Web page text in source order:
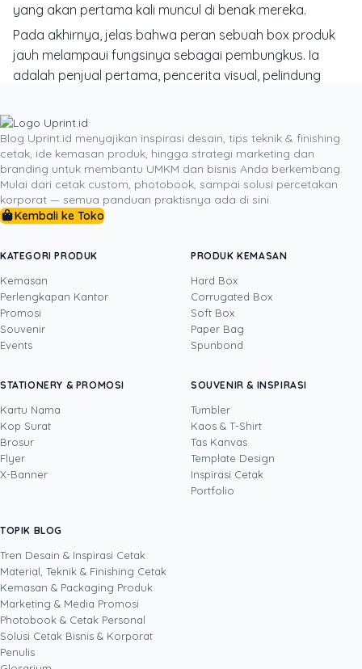
yang akan pertama kali muncul di benak mereka.
Pada akhirnya, jelas bahwa peran sebuah box produk
jauh melampaui fungsinya sebagai pembungkus. Ia
adalah penjual pertama, pencerita visual, pelindung
Mengalokasikan anggaran untuk
berkualitas tinggi bukanlah sebuah pengeluaran,
melainkan investasi strategis pada aset paling
berharga yang Anda miliki: persepsi dan loyalitas
pelanggan. Dalam persaingan untuk memenangkan hati
dan pikiran konsumen, merek yang memahami
inilah yang akan keluar sebagai pemenang.
DITULIS OLEH
Uprint.id dengan pengalaman lebih dari 20
tahun di bidang creative direction, brand
strategy, dan growth hacking. Ia mengarahkan
bahasa visual Uprint dan membantu brand
merancang kemasan (packaging), stiker,
brosur, serta materi cetak lain yang bukan
sekadar enak dilihat, tetapi terbukti mendorong
menjadikan desain dan cetakan sebagai aset
brand, bukan sekadar biaya.
Lihat semua penulis
Popular
Blog Uprint.id menyajikan inspirasi desain, tips teknik & finishing
cetak, ide kemasan produk, hingga strategi marketing dan
branding untuk membantu UMKM dan bisnis Anda berkembang.
Mulai dari cetak custom, photobook, sampai solusi percetakan
korporat — semua panduan praktisnya ada di sini.
Kembali ke Toko
KATEGORI PRODUK
Kemasan
Perlengkapan Kantor
Promosi
Souvenir
Events
PRODUK KEMASAN
Hard Box
Corrugated Box
Soft Box
Paper Bag
Spunbond
STATIONERY & PROMOSI
Kartu Nama
Kop Surat
Brosur
Flyer
X-Banner
SOUVENIR & INSPIRASI
Tumbler
Kaos & T-Shirt
Tas Kanvas
Template Design
Inspirasi Cetak
Portfolio
TOPIK BLOG
Tren Desain & Inspirasi Cetak
Material, Teknik & Finishing Cetak
Kemasan & Packaging Produk
Marketing & Media Promosi
Photobook & Cetak Personal
Solusi Cetak Bisnis & Korporat
Penulis